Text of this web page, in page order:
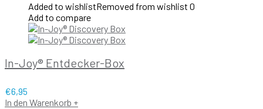
Added to wishlistRemoved from wishlist 0
Add to compare
In-Joy® Entdecker-Box
€6,95
In den Warenkorb +